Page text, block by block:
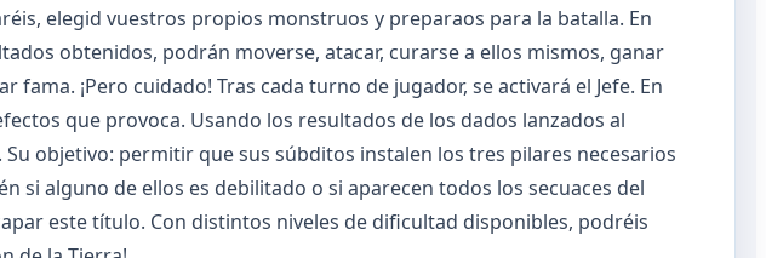
elegid vuestros propios monstruos y preparaos para la batalla. En
obtenidos, podrán moverse, atacar, curarse a ellos mismos, ganar
¡Pero cuidado! Tras cada turno de jugador, se activará el Jefe. En
que provoca. Usando los resultados de los dados lanzados al
objetivo: permitir que sus súbditos instalen los tres pilares necesarios
si alguno de ellos es debilitado o si aparecen todos los secuaces del
este título. Con distintos niveles de dificultad disponibles, podréis